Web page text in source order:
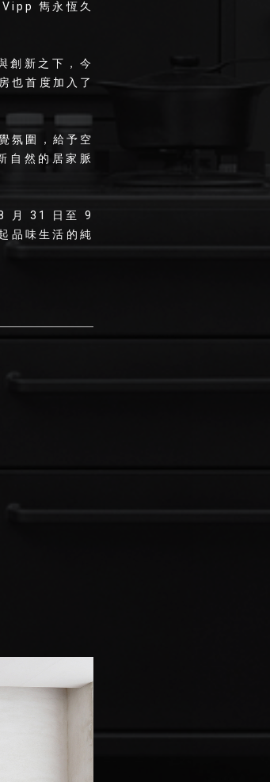
雋永恆久
新之下，今
也首度加入了
氛圍，給予空
自然的居家脈
月 31 日至 9
品味生活的純